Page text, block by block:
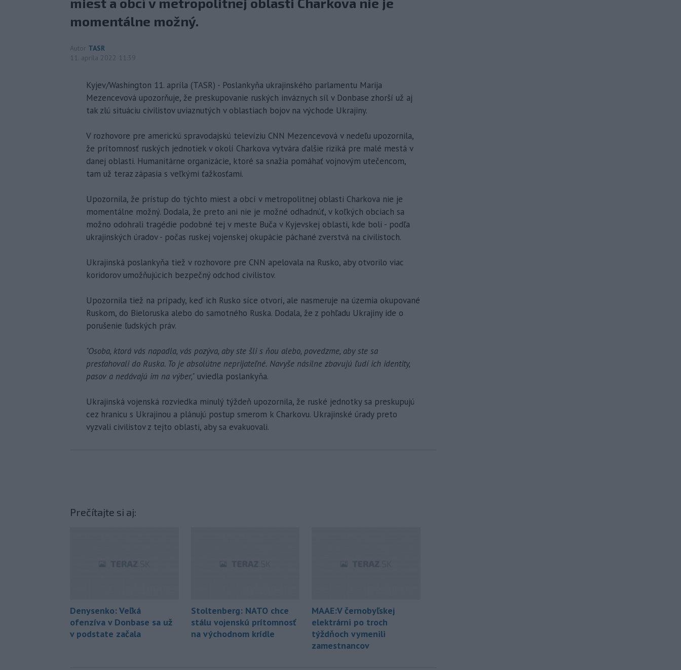
momentálne možný.
Autor TASR
11. apríla 2022 11:39
Kyjev/Washington 11. apríla (TASR) - Poslankyňa ukrajinského parlamentu Marija
Mezencevová upozorňuje, že preskupovanie ruských inváznych síl v Donbase zhorší už aj
tak zlú situáciu civilistov uviaznutých v oblastiach bojov na východe Ukrajiny.
V rozhovore pre americkú spravodajskú televíziu CNN Mezencevová v nedeľu upozornila,
že prítomnosť ruských jednotiek v okolí Charkova vytvára ďalšie riziká pre malé mestá v
danej oblasti. Humanitárne organizácie, ktoré sa snažia pomáhať vojnovým utečencom,
tam už teraz zápasia s veľkými ťažkosťami.
Upozornila, že prístup do týchto miest a obcí v metropolitnej oblasti Charkova nie je
momentálne možný. Dodala, že preto ani nie je možné odhadnúť, v koľkých obciach sa
možno odohrali tragédie podobné tej v meste Buča v Kyjevskej oblasti, kde boli - podľa
ukrajinských úradov - počas ruskej vojenskej okupácie páchané zverstvá na civilistoch.
Ukrajinská poslankyňa tiež v rozhovore pre CNN apelovala na Rusko, aby otvorilo viac
koridorov umožňujúcich bezpečný odchod civilistov.
Upozornila tiež na prípady, keď ich Rusko síce otvorí, ale nasmeruje na územia okupované
Ruskom, do Bieloruska alebo do samotného Ruska. Dodala, že z pohľadu Ukrajiny ide o
porušenie ľudských práv.
"Osoba, ktorá vás napadla, vás pozýva, aby ste šli s ňou alebo, povedzme, aby ste sa
presťahovali do Ruska. To je absolútne neprijateľné. Navyše násilne zbavujú ľudí ich identity,
pasov a nedávajú im na výber," uviedla poslankyňa.
Ukrajinská vojenská rozviedka minulý týždeň upozornila, že ruské jednotky sa preskupujú
cez hranicu s Ukrajinou a plánujú postup smerom k Charkovu. Ukrajinské úrady preto
vyzvali civilistov z tejto oblasti, aby sa evakuovali.
Prečítajte si aj:
Denysenko: Veľká
ofenzíva v Donbase sa už
v podstate začala
Stoltenberg: NATO chce
stálu vojenskú prítomnosť
na východnom krídle
MAAE:V černobyľskej
elektrárni po troch
týždňoch vymenili
zamestnancov